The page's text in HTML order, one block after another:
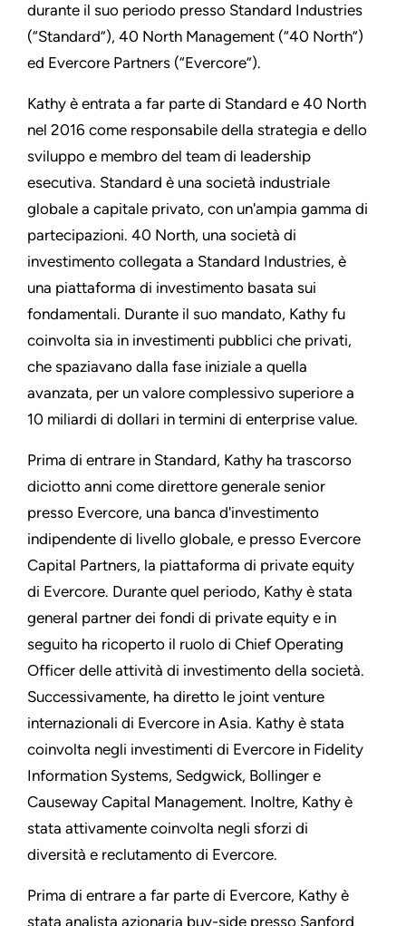
durante il suo periodo presso Standard Industries
(“Standard”), 40 North Management (“40 North”)
ed Evercore Partners (“Evercore”).
Kathy è entrata a far parte di Standard e 40 North
nel 2016 come responsabile della strategia e dello
sviluppo e membro del team di leadership
esecutiva. Standard è una società industriale
globale a capitale privato, con un'ampia gamma di
partecipazioni. 40 North, una società di
investimento collegata a Standard Industries, è
una piattaforma di investimento basata sui
fondamentali. Durante il suo mandato, Kathy fu
coinvolta sia in investimenti pubblici che privati,
che spaziavano dalla fase iniziale a quella
avanzata, per un valore complessivo superiore a
10 miliardi di dollari in termini di enterprise value.
Prima di entrare in Standard, Kathy ha trascorso
diciotto anni come direttore generale senior
presso Evercore, una banca d'investimento
indipendente di livello globale, e presso Evercore
Capital Partners, la piattaforma di private equity
di Evercore. Durante quel periodo, Kathy è stata
general partner dei fondi di private equity e in
seguito ha ricoperto il ruolo di Chief Operating
Officer delle attività di investimento della società.
Successivamente, ha diretto le joint venture
internazionali di Evercore in Asia. Kathy è stata
coinvolta negli investimenti di Evercore in Fidelity
Information Systems, Sedgwick, Bollinger e
Causeway Capital Management. Inoltre, Kathy è
stata attivamente coinvolta negli sforzi di
diversità e reclutamento di Evercore.
Prima di entrare a far parte di Evercore, Kathy è
stata analista azionaria buy-side presso Sanford